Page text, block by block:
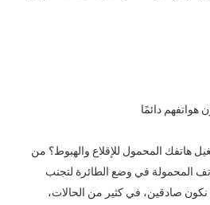
هواتفهم دائمًا
هاتفك المحمول للإقلاع والهبوط؟ من
المحمولة في وضع الطائرة لتجنب
صادقين، في كثير من الحالات،